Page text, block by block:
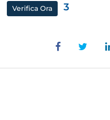
Verifica Ora 3